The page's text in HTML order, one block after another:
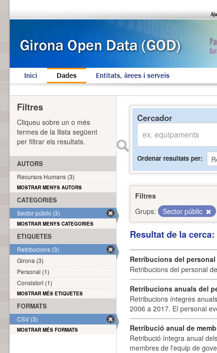
Inici Dades Entitats, àrees i serveis
Cercador
Ordenar resultats per
Filtres
Grups:
Sector públic
Resultat de la
Retribucions del
Retribucions del personal
Retribucions anuals del
Retribucions íntegres
2006 a 2017. El personal
Retribució anual de
Retribució íntegra anual
membres de l'equip de
Filtres
Cliqueu sobre un o més
termes de la llista següent
per filtrar els resultats.
AUTORS
Recursos Humans (3)
MOSTRAR MENYS AUTORS
CATEGORIES
Sector públic (3)
MOSTRAR MENYS CATEGORIES
ETIQUETES
Retribucions (3)
Girona (3)
Personal (1)
Consistori (1)
MOSTRAR MÉS ETIQUETES
FORMATS
CSV (3)
MOSTRAR MÉS FORMATS